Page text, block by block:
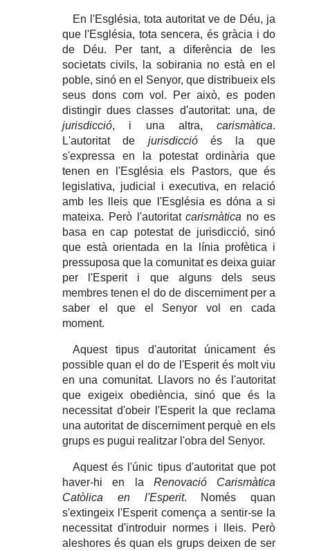
En l'Església, tota autoritat ve de Déu, ja
que l'Església, tota sencera, és gràcia i do
de Déu. Per tant, a diferència de les
societats civils, la sobirania no està en el
poble, sinó en el Senyor, que distribueix els
seus dons com vol. Per això, es poden
distingir dues classes d'autoritat: una, de
jurisdicció, i una altra,carismàtica.
L'autoritat de jurisdiccióés la que
s'expressa en la potestat ordinària que
tenen en l'Església els Pastors, que és
legislativa, judicial i executiva, en relació
amb les lleis que l'Església es dóna a si
mateixa. Però l'autoritatcarismàtica no es
basa en cap potestat de jurisdicció, sinó
que està orientada en la línia profètica i
pressuposa que la comunitat es deixa guiar
per l'Esperit i que alguns dels seus
membres tenen el do de discerniment per a
saber el que el Senyor vol en cada
moment.
Aquest tipus d'autoritat únicament és
possible quan el do de l'Esperit és molt viu
en una comunitat. Llavors no és l'autoritat
que exigeix obediència, sinó que és la
necessitat d'obeir l'Esperit la que reclama
una autoritat de discerniment perquè en els
grups es pugui realitzar l'obra del Senyor.
Aquest és l'únic tipus d'autoritat que pot
haver-hi en la Renovació Carismàtica
Catòlica en l'Esperit. Només quan
s'extingeix l'Esperit comença a sentir-se la
necessitat d'introduir normes i lleis. Però
aleshores és quan els grups deixen de ser